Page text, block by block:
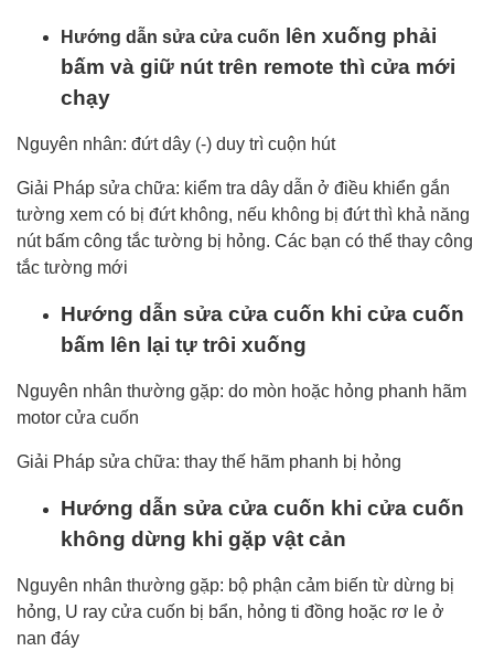
Hướng dẫn sửa cửa cuốn
lên xuống phải
bấm và giữ nút trên remote thì cửa mới
chạy
Nguyên nhân: đứt dây (-) duy trì cuộn hút
Giải Pháp sửa chữa: kiểm tra dây dẫn ở điều khiển gắn
tường xem có bị đứt không, nếu không bị đứt thì khả năng
nút bấm công tắc tường bị hỏng. Các bạn có thể thay công
tắc tường mới
Hướng dẫn sửa cửa cuốn khi cửa cuốn
bấm lên lại tự trôi xuống
Nguyên nhân thường gặp: do mòn hoặc hỏng phanh hãm
motor cửa cuốn
Giải Pháp sửa chữa: thay thế hãm phanh bị hỏng
Hướng dẫn sửa cửa cuốn khi cửa cuốn
không dừng khi gặp vật cản
Nguyên nhân thường gặp: bộ phận cảm biến từ dừng bị
hỏng, U ray cửa cuốn bị bẩn, hỏng ti đồng hoặc rơ le ở
nan đáy